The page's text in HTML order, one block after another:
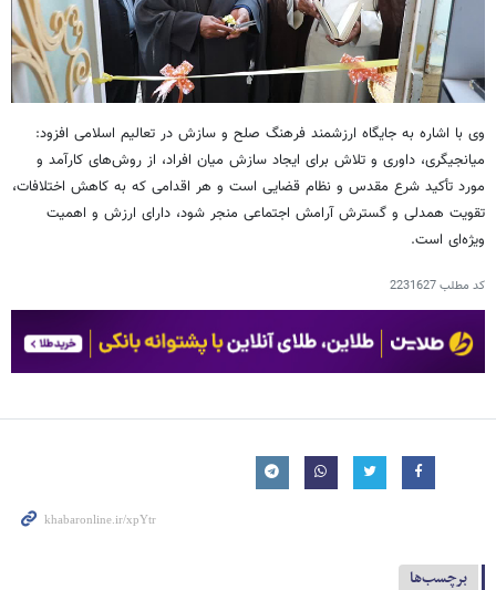
وی با اشاره به جایگاه ارزشمند فرهنگ صلح و سازش در تعالیم اسلامی افزود:
میانجیگری، داوری و تلاش برای ایجاد سازش میان افراد، از روش‌های کارآمد و
مورد تأکید شرع مقدس و نظام قضایی است و هر اقدامی که به کاهش اختلافات،
تقویت همدلی و گسترش آرامش اجتماعی منجر شود، دارای ارزش و اهمیت
ویژه‌ای است.
کد مطلب2231627
برچسب‌ها